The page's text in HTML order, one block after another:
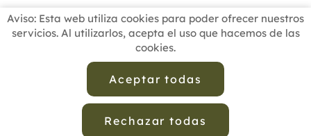
Aviso: Esta web utiliza cookies para poder ofrecer nuestros
servicios. Al utilizarlos, acepta el uso que hacemos de las
cookies.
Aceptar todas
Rechazar todas
BUSCADOR PROFESIONALES
ESCUELAS RECOMENDADAS
CONTACTO
Política de Privacidad de Datos